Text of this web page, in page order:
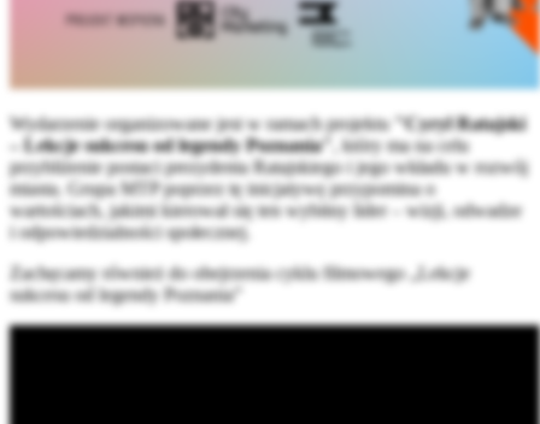
Wydarzenie organizowane jest w ramach projektu "Cyryl Ratajski
– Lekcje sukcesu od legendy Poznania" , który ma na celu
przybliżenie postaci prezydenta Ratajskiego i jego wkładu w rozwój
miasta. Grupa MTP poprzez tę inicjatywę przypomina o
wartościach, jakimi kierował się ten wybitny lider – wizji, odwadze
i odpowiedzialności społecznej.
Zachęcamy również do obejrzenia cyklu filmowego „Lekcje
sukcesu od legendy Poznania”